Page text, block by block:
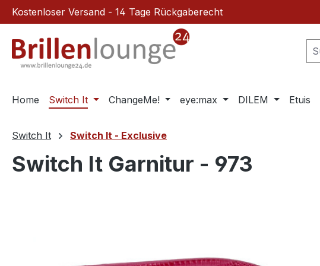
Hauptinhalt springen
Zur Suche springen
Zur Hauptnavigation springen
Kostenloser Versand - 14 Tage Rückgaberecht
Home Switch It ChangeMe! eye:max DILEM Etuis
Switch It Switch It - Exclusive
Switch It Garnitur - 973